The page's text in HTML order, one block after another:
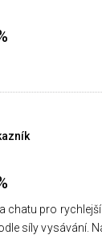
chatu pro
síly vysávání.